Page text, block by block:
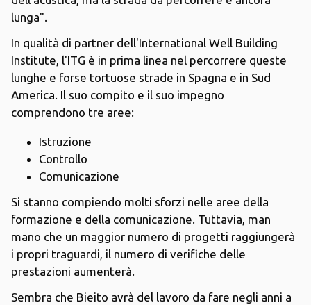
lunga".
In qualità di partner dell'International Well Building
Institute, l'ITG è in prima linea nel percorrere queste
lunghe e forse tortuose strade in Spagna e in Sud
America. Il suo compito e il suo impegno
comprendono tre aree:
Istruzione
Controllo
Comunicazione
Si stanno compiendo molti sforzi nelle aree della
formazione e della comunicazione. Tuttavia, man
mano che un maggior numero di progetti raggiungerà
i propri traguardi, il numero di verifiche delle
prestazioni aumenterà.
Sembra che Bieito avrà del lavoro da fare negli anni a